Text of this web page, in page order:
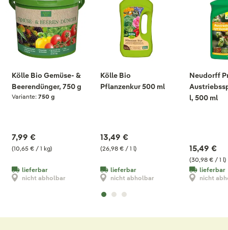
Kölle Bio Gemüse- &
Beerendünger, 750 g
Variante: 750 g
(10,65 € / 1 kg)
7,99 €
lieferbar
nicht abholbar
Kölle Bio
Pflanzenkur 500 ml
(26,98 € / 1 l)
13,49 €
lieferbar
nicht abholbar
Neudorff
l, 500 ml
(30,98 € / 1 l)
15,49 €
lieferbar
nicht